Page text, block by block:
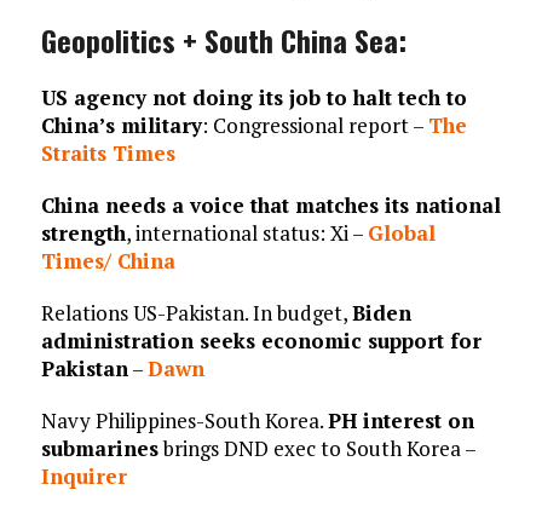
Geopolitics + South China Sea:
US agency not doing its job to halt tech to
China’s military: Congressional report – The
Straits Times
China needs a voice that matches its national
strength, international status: Xi – Global
Times/ China
Relations US-Pakistan. In budget,Biden
administration seeks economic support for
Pakistan–Dawn
Navy Philippines-South Korea.PH interest on
submarinesbrings DND exec to South Korea –
Inquirer